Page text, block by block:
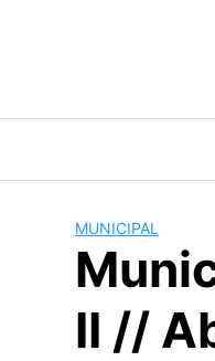
MUNICIPAL
II //